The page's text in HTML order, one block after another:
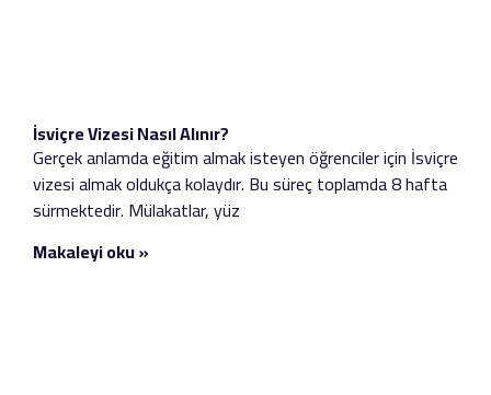
İsviçre Vizesi Nasıl Alınır?
Gerçek anlamda eğitim almak isteyen öğrenciler için İsviçre
vizesi almak oldukça kolaydır. Bu süreç toplamda 8 hafta
sürmektedir. Mülakatlar, yüz
Makaleyi oku »